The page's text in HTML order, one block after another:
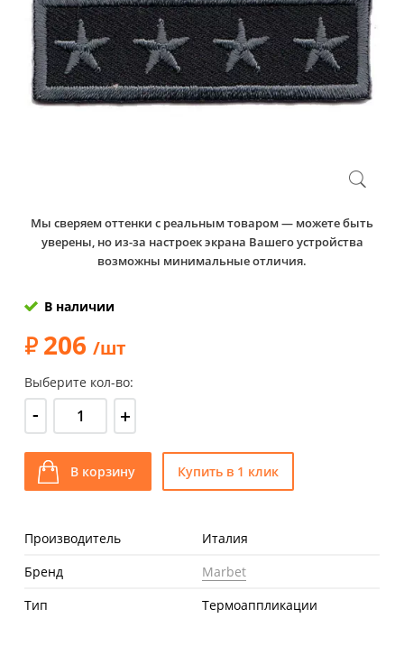
Мы сверяем оттенки с реальным товаром — можете быть
уверены, но из-за настроек экрана Вашего устройства
возможны минимальные отличия.
В наличии
206 /шт
Выберите кол-во:
- +
В корзину Купить в 1 клик
Производитель
Италия
Бренд
Marbet
Тип
Термоаппликации